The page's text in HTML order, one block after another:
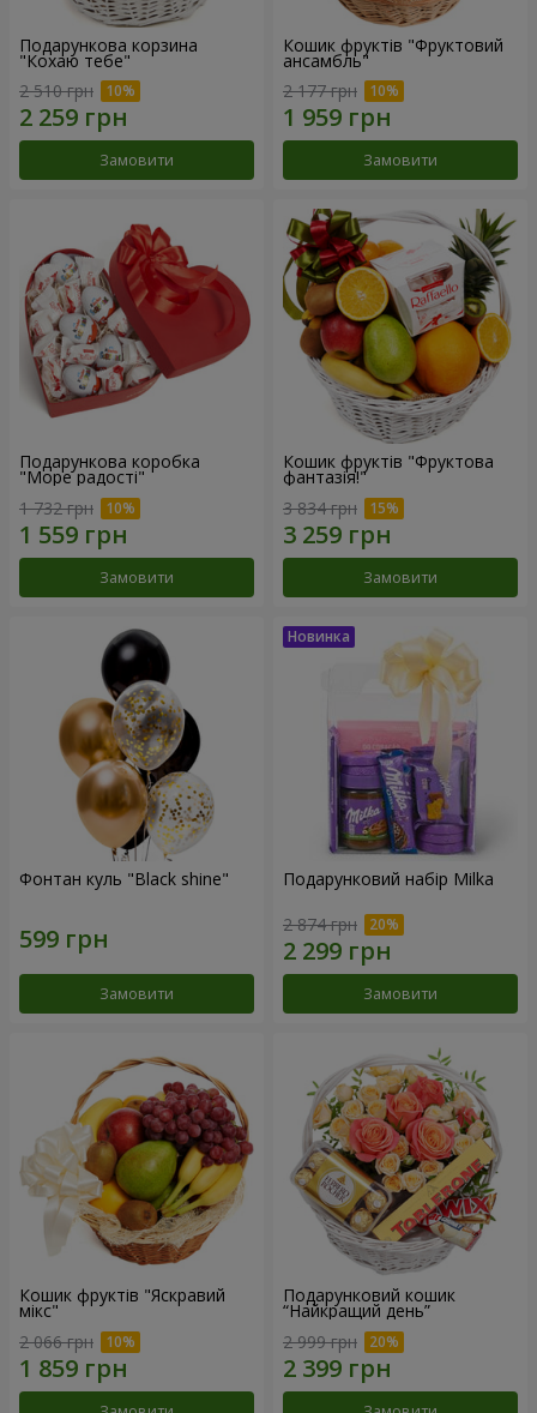
Подарункова корзина
"Кохаю тебе"
2 510 грн
Замовити
Кошик фруктів "Фруктовий
ансамбль"
2 177 грн
Замовити
Подарункова коробка
"Море радості"
1 732 грн
Замовити
Кошик фруктів "Фруктова
фантазія!"
3 834 грн
Замовити
Фонтан куль "Black shine"
Замовити
Подарунковий набір Milka
2 874 грн
Замовити
Кошик фруктів "Яскравий
мікс"
2 066 грн
Подарунковий кошик
“Найкращий день”
2 999 грн